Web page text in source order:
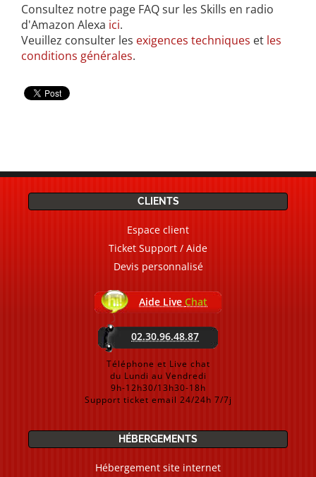
Consultez notre page FAQ sur les Skills en radio
d'Amazon Alexa ici.
Veuillez consulter les exigences techniques et les
conditions générales.
CLIENTS
Espace client
Ticket Support / Aide
Devis personnalisé
Aide Live Chat
02.30.96.48.87
Téléphone et Live chat
du Lundi au Vendredi
9h-12h30/13h30-18h
Support ticket email 24/24h 7/7j
HÉBERGEMENTS
Hébergement site internet